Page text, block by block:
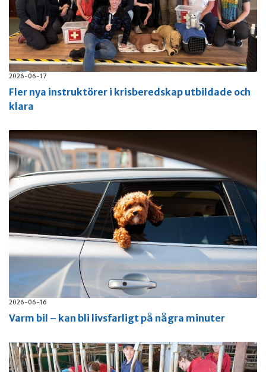
2026-06-17
Fler nya instruktörer i krisberedskap utbildade och
klara
2026-06-16
Varm bil – kan bli livsfarligt på några minuter